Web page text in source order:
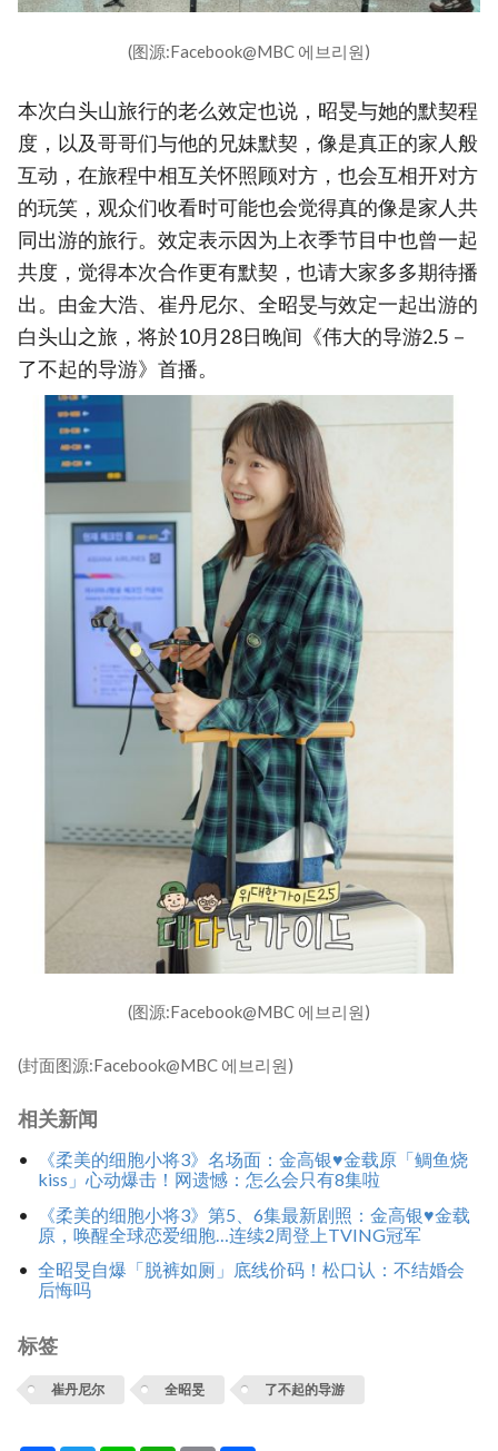
(图源:Facebook@MBC 에브리원)
本次白头山旅行的老么效定也说，昭旻与她的默契程
度，以及哥哥们与他的兄妹默契，像是真正的家人般
互动，在旅程中相互关怀照顾对方，也会互相开对方
的玩笑，观众们收看时可能也会觉得真的像是家人共
同出游的旅行。效定表示因为上衣季节目中也曾一起
共度，觉得本次合作更有默契，也请大家多多期待播
出。由金大浩、崔丹尼尔、全昭旻与效定一起出游的
白头山之旅，将於10月28日晚间《伟大的导游2.5－
了不起的导游》首播。
(图源:Facebook@MBC 에브리원)
(封面图源:Facebook@MBC 에브리원)
相关新闻
《柔美的细胞小将3》名场面：金高银♥金载原「鲷鱼烧
kiss」心动爆击！网遗憾：怎么会只有8集啦
《柔美的细胞小将3》第5、6集最新剧照：金高银♥金载
原，唤醒全球恋爱细胞…连续2周登上TVING冠军
全昭旻自爆「脱裤如厕」底线价码！松口认：不结婚会
后悔吗
标签
崔丹尼尔 全昭旻 了不起的导游